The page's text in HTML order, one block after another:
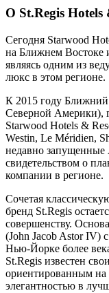
О St.Regis Hotels
Сегодня Starwood
на Ближнем Востоке
являясь одним из
люкс в этом регионе.
К 2015 году Ближний
Северной Америки),
Starwood Hotels &
Westin, Le Méridien,
недавно запущенные
свидетельством о
компании в регионе.
Сочетая
бренд St.Regis
совершенству.
(John Jacob Astor IV)
Нью-Йорке более
St.Regis известен
ориентированным на
элегантностью в